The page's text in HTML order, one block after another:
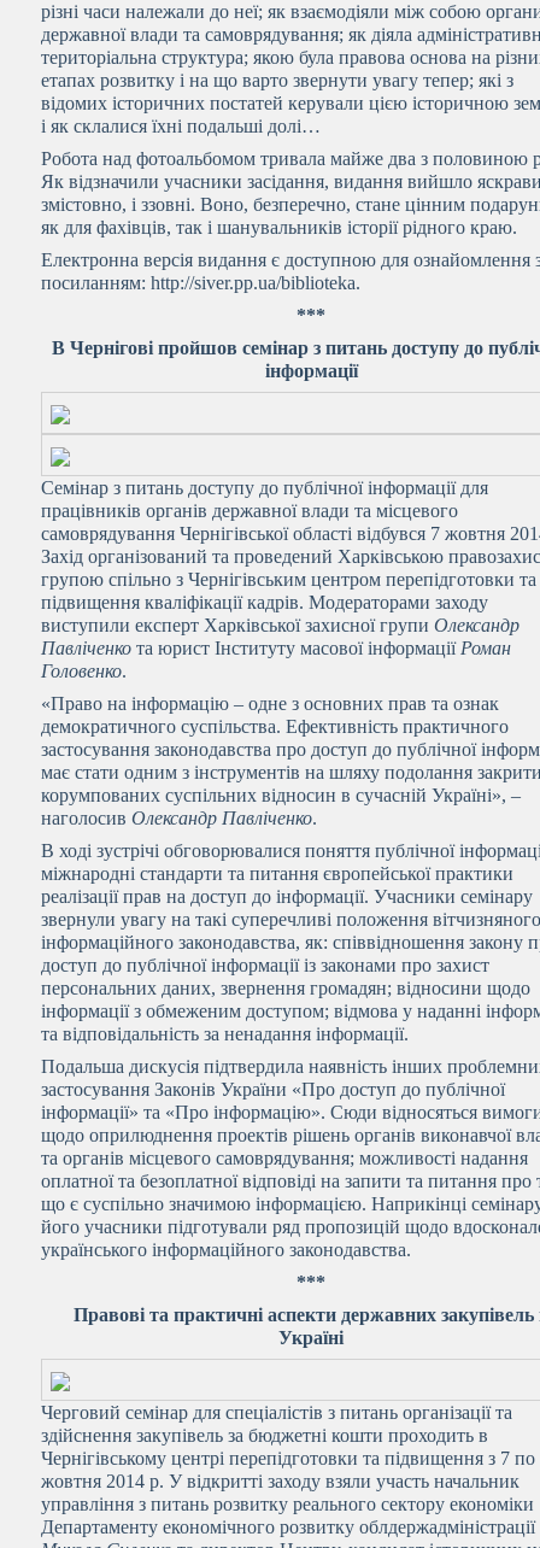
різні часи належали до неї; як взаємодіяли між собою
державної влади та самоврядування; як діяла
територіальна структура; якою була правова основа на
етапах розвитку і на що варто звернути увагу тепер; які з
відомих історичних постатей керували цією історичною
і як склалися їхні подальші долі…
Робота над фотоальбомом тривала майже два з половиною
Як відзначили учасники засідання, видання вийшло
змістовно, і ззовні. Воно, безперечно, стане цінним
як для фахівців, так і шанувальників історії рідного краю.
Електронна версія видання є доступною для ознайомлення
посиланням: http://siver.pp.ua/biblioteka.
***
В Чернігові пройшов семінар з питань доступу до
інформації
Семінар з питань доступу до публічної інформації для
працівників органів державної влади та місцевого
самоврядування Чернігівської області відбувся 7 жовтня
Захід організований та проведений Харківською
групою спільно з Чернігівським центром перепідготовки та
підвищення кваліфікації кадрів. Модераторами заходу
виступили експерт Харківської захисної групиОлександр
Павліченко та юрист Інституту масової інформації Роман
Головенко.
«Право на інформацію – одне з основних прав та ознак
демократичного суспільства. Ефективність практичного
застосування законодавства про доступ до публічної
має стати одним з інструментів на шляху подолання
корумпованих суспільних відносин в сучасній Україні», –
наголосивОлександр Павліченко.
В ході зустрічі обговорювалися поняття публічної
міжнародні стандарти та питання європейської практики
реалізації прав на доступ до інформації. Учасники семінару
звернули увагу на такі суперечливі положення
інформаційного законодавства, як: співвідношення закону
доступ до публічної інформації із законами про захист
персональних даних, звернення громадян; відносини щодо
інформації з обмеженим доступом; відмова у наданні
та відповідальність за ненадання інформації.
Подальша дискусія підтвердила наявність інших
застосування Законів України «Про доступ до публічної
інформації» та «Про інформацію». Сюди відносяться
щодо оприлюднення проектів рішень органів виконавчої
та органів місцевого самоврядування; можливості надання
оплатної та безоплатної відповіді на запити та питання про
що є суспільно значимою інформацією. Наприкінці
його учасники підготували ряд пропозицій щодо
українського інформаційного законодавства.
***
Правові та практичні аспекти державних закупівель
Україні
Черговий семінар для спеціалістів з питань організації та
здійснення закупівель за бюджетні кошти проходить в
Чернігівському центрі перепідготовки та підвищення з 7
жовтня 2014 р. У відкритті заходу взяли участь начальник
управління з питань розвитку реального сектору економіки
Департаменту економічного розвитку облдержадміністрації